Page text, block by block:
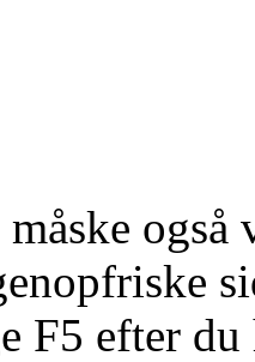
måske
F5 efter